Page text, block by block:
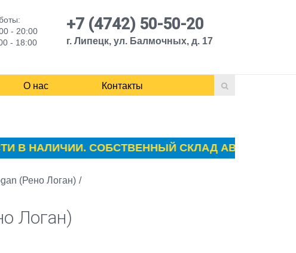
- 20:00
- 18:00
+7 (4742) 50-50-20
г. Липецк, ул. Балмочных, д. 17
О нас Контакты
В НАЛИЧИИ. СОБСТВЕННЫЙ СКЛАД АВТОЗАПЧАСТЕЙ
(Рено Логан) /
Логан)